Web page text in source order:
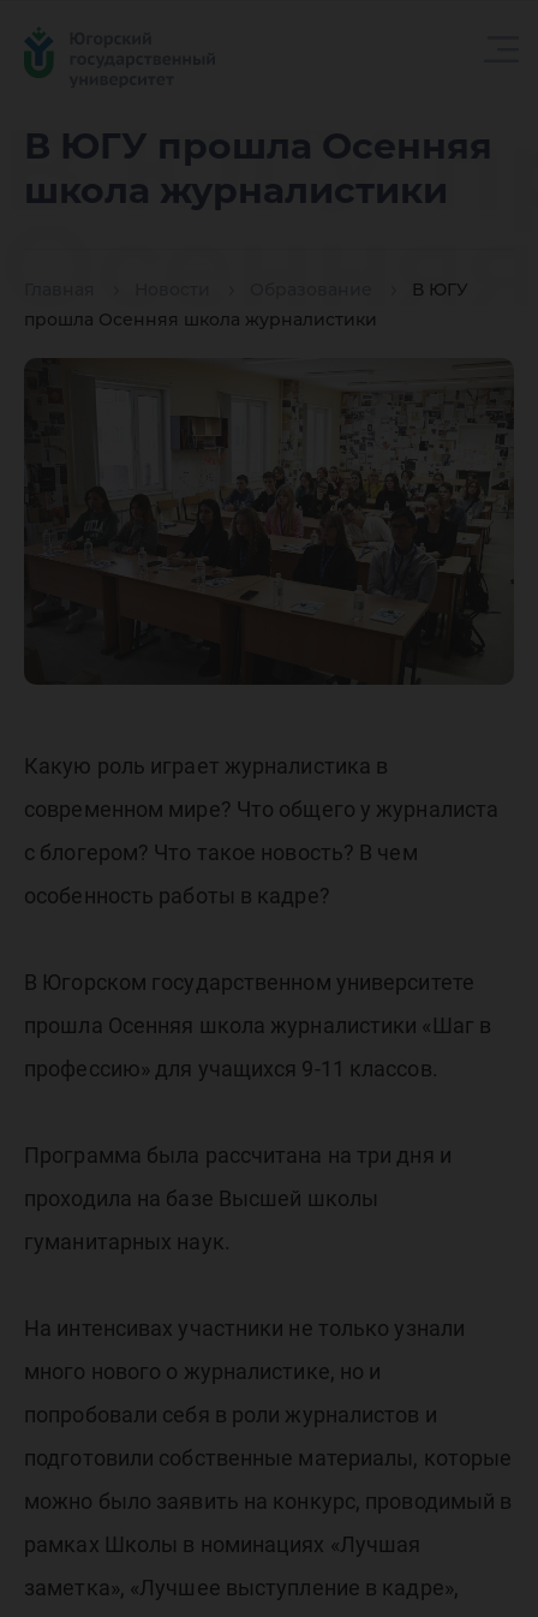
В ЮГУ прошла Осенняя
школа журналистики
В ЮГУ
прошла Осенняя школа журналистики
В ЮГУ
Осенняя
школа
Какую роль играет журналистика в
современном мире? Что общего у журналиста
c блогером? Что такое новость? В чем
особенность работы в кадре?
В Югорском государственном университете
прошла Осенняя школа журналистики «Шаг в
профессию» для учащихся 9-11 классов.
Программа была рассчитана на три дня и
проходила на базе Высшей школы
гуманитарных наук.
На интенсивах участники не только узнали
много нового о журналистике, но и
попробовали себя в роли журналистов и
подготовили собственные материалы, которые
можно было заявить на конкурс, проводимый в
рамках Школы в номинациях «Лучшая
заметка», «Лучшее выступление в кадре»,